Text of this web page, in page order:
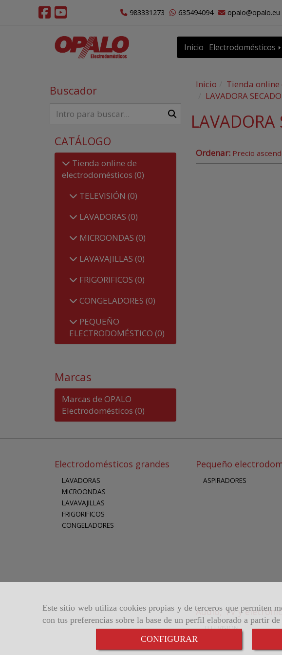
Este sitio web utiliza cookies propias y de terceros que permiten
con tus preferencias sobre la base de un perfil elaborado a partir
CONFIGURAR
983331273 635494094 opalo opalo.eu
Inicio Electrodomésticos
Buscador
CATÁLOGO
Tienda online de
electrodomésticos (0)
TELEVISIÓN (0)
LAVADORAS (0)
MICROONDAS (0)
LAVAVAJILLAS (0)
FRIGORIFICOS (0)
CONGELADORES (0)
PEQUEÑO
ELECTRODOMÉSTICO (0)
Marcas
Marcas de OPALO
Electrodomésticos (0)
Inicio Tienda
LAVADORA
LAVADORA
Ordenar: Precio
Electrodomésticos grandes
LAVADORAS
MICROONDAS
LAVAVAJILLAS
FRIGORIFICOS
CONGELADORES
Pequeño
ASPIRADORES
Audio, TV y
TELEVISIÓN